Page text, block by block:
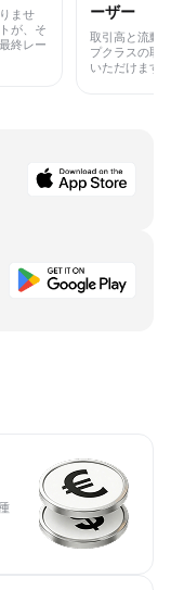
ませ
が、そ
終レー
ーザー
取引高と流動
プクラスの取
いただけます